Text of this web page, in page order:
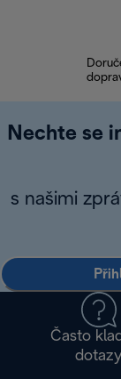
Nechte se
s našimi
Často
dotazy